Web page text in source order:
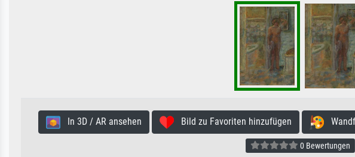
In 3D / AR ansehen Bild zu Favoriten hinzufügen
0 Bewertungen